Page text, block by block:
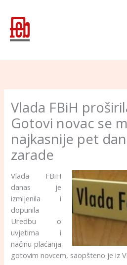
content
Vlada FBiH
Gotovi novac se
najkasnije pet
zarade
Vlada FBiH
danas je
izmijenila i
dopunila
Urеdbu o
uvjetima i
načinu plaćanja
gotovim novcem, saopšteno je iz